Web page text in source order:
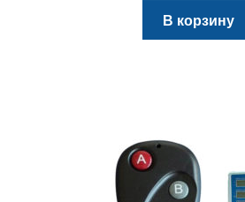
В корзину